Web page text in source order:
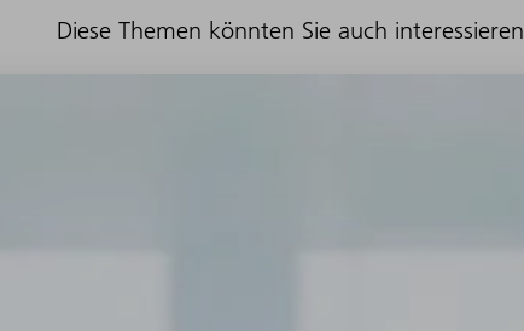
Diese Themen könnten Sie auch interessieren